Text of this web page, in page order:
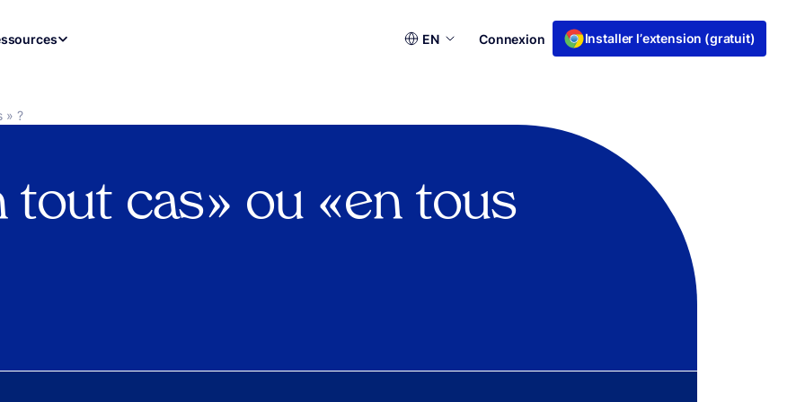
Choisir
EN Connexion Installer l’extension (gratuit)
» ?
tout cas » ou « en tous